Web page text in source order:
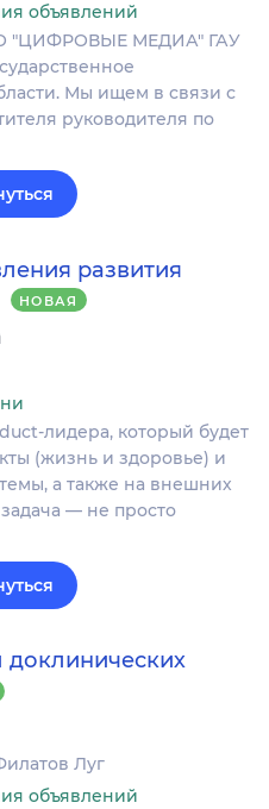
объявлений
"ЦИФРОВЫЕ МЕДИА" ГАУ
Мы ищем в связи с
руководителя по
развития
НОВАЯ
лидера, который будет
(жизнь и здоровье) и
а также на внешних
— не просто
доклинических
Луг
объявлений